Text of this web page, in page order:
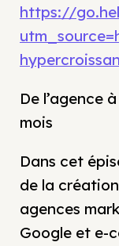
https://
De l’agence
mois
Dans cet
de la
agences
Google et e-